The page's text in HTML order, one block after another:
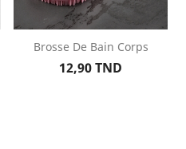
Brosse De Bain Corps
Prix
12,90 TND